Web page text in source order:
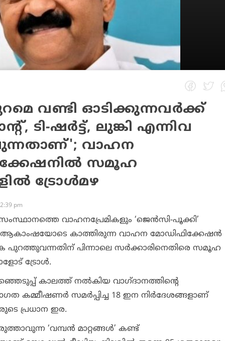
വണ്ടി ഓടിക്കുന്നവര്‍ക്ക്
ടി-ഷര്‍ട്ട്, ലുങ്കി എന്നിവ
വാഹന
സമൂഹ
ട്രോള്‍മഴ
pm
വാഹനപ്രേമികളും ‘ജെന്‍സി-പൂക്കി’
കാത്തിരുന്ന വാഹന മോഡിഫിക്കേഷന്‍
പുറത്തുവന്നതിന് പിന്നാലെ സര്‍ക്കാരിനെതിരെ സമൂഹ
ട്രോള്‍.
കാലത്ത് നല്‍കിയ വാഗ്ദാനത്തിന്റെ
കമ്മീഷണര്‍ സമര്‍പ്പിച്ച 18 ഇന നിര്‍ദേശങ്ങളാണ്
പ്രധാന ഇര.
‘വമ്പന്‍ മാറ്റങ്ങള്‍’ കണ്ട്